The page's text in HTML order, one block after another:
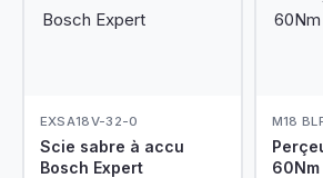
EXSA18V-32-0
Scie sabre à accu
Bosch Expert
M18